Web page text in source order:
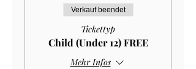
Verkauf beendet
Tickettyp
Child (Under 12) FREE
Mehr Infos